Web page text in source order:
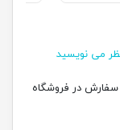
نظر می نویسید
ملودی، در ابعاد 160*200 قابل سفارش در فروشگاه